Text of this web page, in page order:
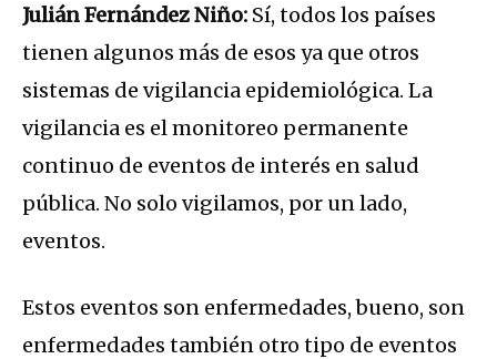
Julián Fernández Niño: Sí, todos los países
tienen algunos más de esos ya que otros
sistemas de vigilancia epidemiológica. La
vigilancia es el monitoreo permanente
continuo de eventos de interés en salud
pública. No solo vigilamos, por un lado,
eventos.
Estos eventos son enfermedades, bueno, son
enfermedades también otro tipo de eventos